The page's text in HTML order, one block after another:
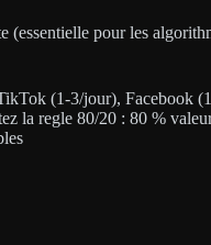
pour les
(1-3/jour), Facebook
la regle 80/20 : 80 %